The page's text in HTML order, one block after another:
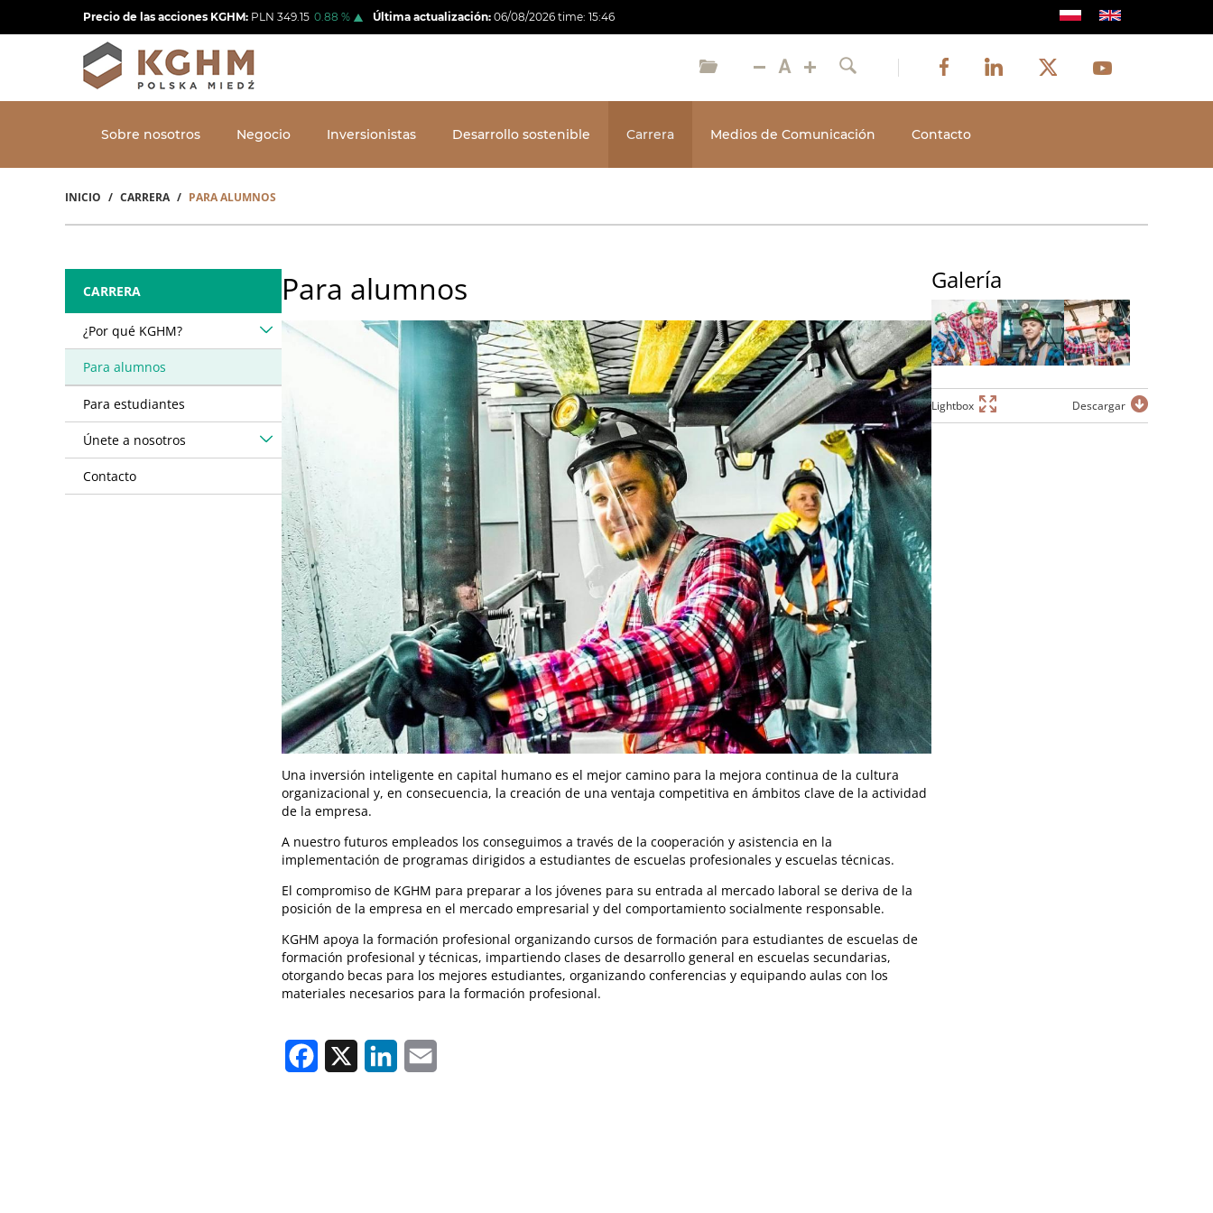
al
Precio de las acciones KGHM: PLN 349.15 0.88 % Última actualización: 06/08/2026 time: 15:46
Szukaj
Social
media
Facebook
Image
LinkedIn
Image
Twitter
Image
Youtube
Image
Sobre nosotros Negocio Inversionistas Desarrollo sostenible Carrera Medios de Comunicación Contacto
Sobrescribir
de
ayuda
la
navegación
INICIO CARRERA PARA ALUMNOS
Para alumnos
Una inversión inteligente en capital humano es el mejor camino para la mejora continua de la cultura
organizacional y, en consecuencia, la creación de una ventaja competitiva en ámbitos clave de la actividad
de la empresa.
A nuestro futuros empleados los conseguimos a través de la cooperación y asistencia en la
implementación de programas dirigidos a estudiantes de escuelas profesionales y escuelas técnicas.
El compromiso de KGHM para preparar a los jóvenes para su entrada al mercado laboral se deriva de la
posición de la empresa en el mercado empresarial y del comportamiento socialmente responsable.
KGHM apoya la formación profesional organizando cursos de formación para estudiantes de escuelas de
formación profesional y técnicas, impartiendo clases de desarrollo general en escuelas secundarias,
otorgando becas para los mejores estudiantes, organizando conferencias y equipando aulas con los
materiales necesarios para la formación profesional.
Facebook LinkedIn
CARRERA
¿Por qué KGHM?
Para alumnos
Para estudiantes
Únete a nosotros
Contacto
Galería
Lightbox Descargar